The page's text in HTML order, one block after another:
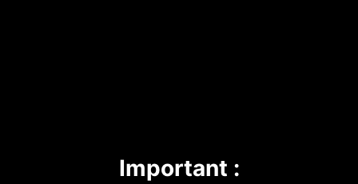
Important :